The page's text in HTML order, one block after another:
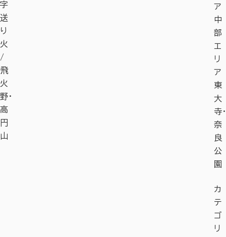
字
送
り
火
/
飛
火
野・
高
円
山
ア
中
部
エ
リ
ア
東
大
寺・
奈
良
公
園
カ
テ
ゴ
リ